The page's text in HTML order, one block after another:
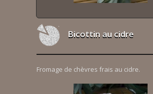
Bicottin au cidre
Fromage de chèvres frais au cidre.